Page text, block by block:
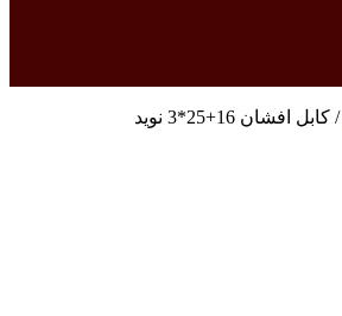
/ کابل افشان 16+25*3 نوید